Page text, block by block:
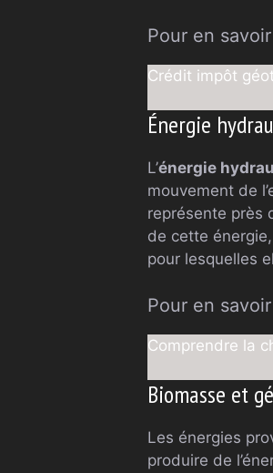
Pour en
Crédit impôt
Énergie
L’énergie
mouvement de
représente près
de cette
pour lesquelles
Pour en
Comprendre la
Biomasse et
Les énergies
produire de